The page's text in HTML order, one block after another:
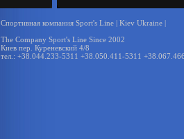
Спортивная компания Sport's Line | Kiev Ukraine |
The Company Sport's Line Since 2002
Киев пер. Куреневский 4/8
тел.: +38.044.233-5311 +38.050.411-5311